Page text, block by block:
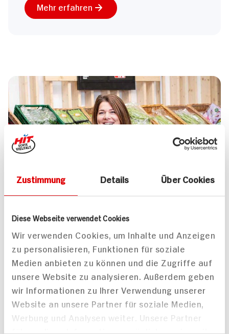
Zustimmung Details Über Cookies
Diese Webseite verwendet Cookies
Wir verwenden Cookies, um Inhalte und Anzeigen
zu personalisieren, Funktionen für soziale
Medien anbieten zu können und die Zugriffe auf
unsere Website zu analysieren. Außerdem geben
wir Informationen zu Ihrer Verwendung unserer
Website an unsere Partner für soziale Medien,
Werbung und Analysen weiter. Unsere Partner
führen diese Informationen möglicherweise mit
Mehr erfahren
UNSER 7 SERVICE-VERSPRECHEN
Wir geben für Sie täglich unser
Bestes. Versprochen!
Unser Anspruch ist es, dass Ihr Einkauf bei uns
jedes Mal zum Vergnügen wird. Dafür legen
wir uns jeden Tag ins Zeug. Verlässliche
Qualität, Frische und Herkunft unserer
Produkte, entspannteres Einkaufen, bester